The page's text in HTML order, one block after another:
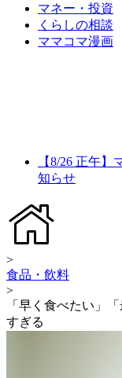
マネー・投資
くらしの相談
ママコマ漫画
【8/26 正午
知らせ
>
食品・飲料
>
「早く食べたい」
すぎる